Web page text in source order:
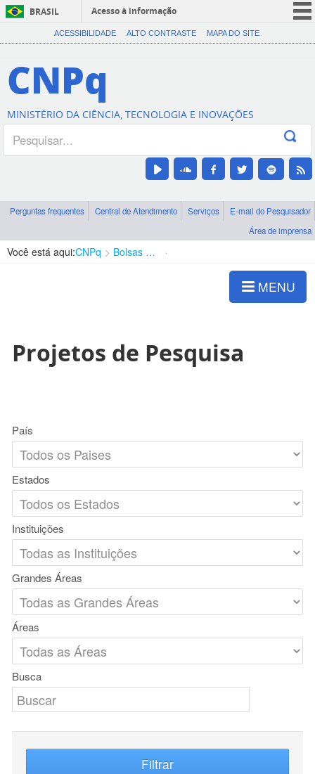
BRASIL
Acesso à informação
CORONAVÍRUS (COVID-19)
Canais
ACESSIBILIDADE ALTO CONTRASTE MAPA DO SITE
CNPq
MINISTÉRIO DA CIÊNCIA, TECNOLOGIA E INOVAÇÕES
Perguntas frequentes Central de Atendimento Serviços
E-mail do Pesquisador
Área de imprensa
Você está aqui:CNPq Bolsas e Auxílios Vigentes
MENU
Projetos de Pesquisa
País
Estados
Instituições
Grandes Áreas
Áreas
Busca
Filtrar